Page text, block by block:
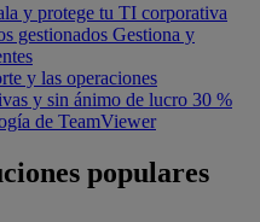
y protege tu TI corporativa
gestionados Gestiona y
y las operaciones
y sin ánimo de lucro 30 %
de TeamViewer
populares